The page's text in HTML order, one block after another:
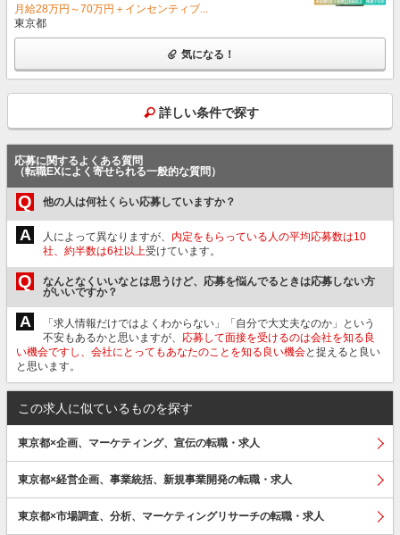
月給28万円～70万円＋インセンティブ...
東京都
気になる！
詳しい条件で探す
応募に関するよくある質問
（転職EXによく寄せられる一般的な質問）
Q 他の人は何社くらい応募していますか？
A 人によって異なりますが、 内定をもらっている人の平均応募数は10
社、約半数は6社以上受けています。
Q
なんとなくいいなとは思うけど、応募を悩んでるときは応募しない方
がいいですか？
A
「求人情報だけではよくわからない」「自分で大丈夫なのか」という
不安もあるかと思いますが、 応募して面接を受けるのは会社を知る良
い機会ですし、会社にとってもあなたのことを知る良い機会と捉えると良い
と思います。
この求人に似ているものを探す
東京都×企画、マーケティング、宣伝の転職・求人
東京都×経営企画、事業統括、新規事業開発の転職・求人
東京都×市場調査、分析、マーケティングリサーチの転職・求人